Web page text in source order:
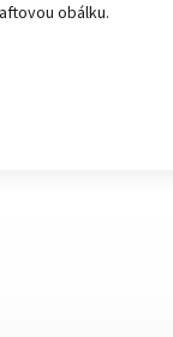
obálku.